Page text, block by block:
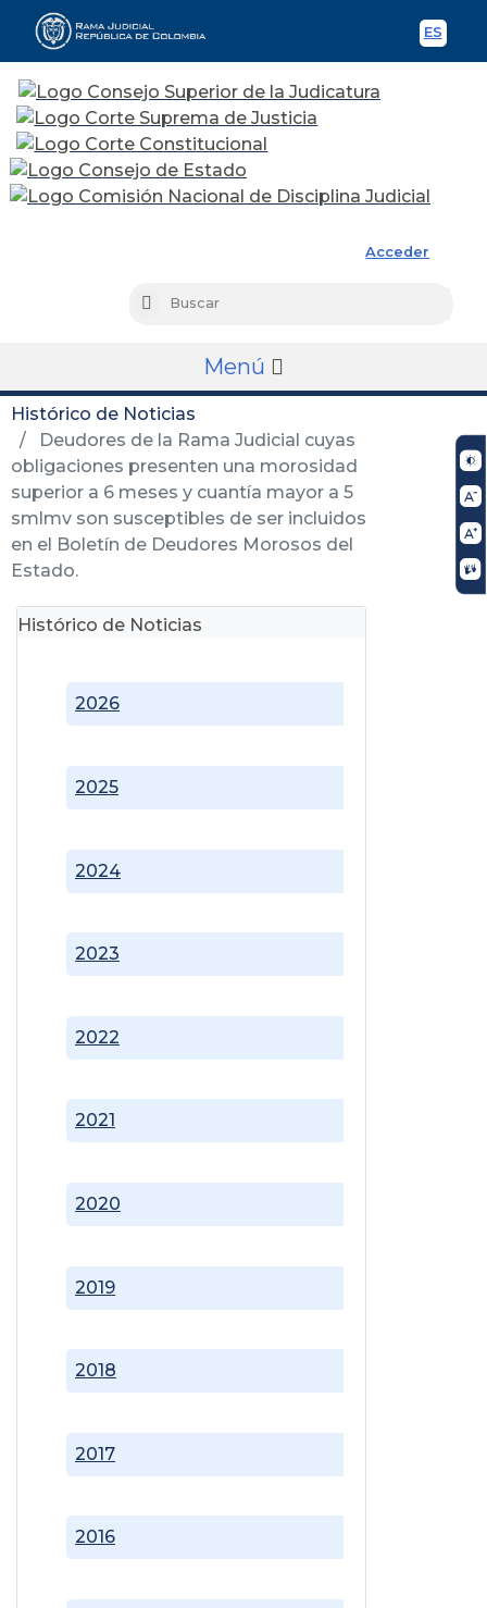
ES
Acceder
Buscar
Menú
Histórico de Noticias
Deudores de la Rama Judicial cuyas
obligaciones presenten una morosidad
superior a 6 meses y cuantía mayor a 5
smlmv son susceptibles de ser incluidos
en el Boletín de Deudores Morosos del
Estado.
Histórico de Noticias
2016
2017
2018
2019
2020
2021
2022
2023
2024
2025
2026